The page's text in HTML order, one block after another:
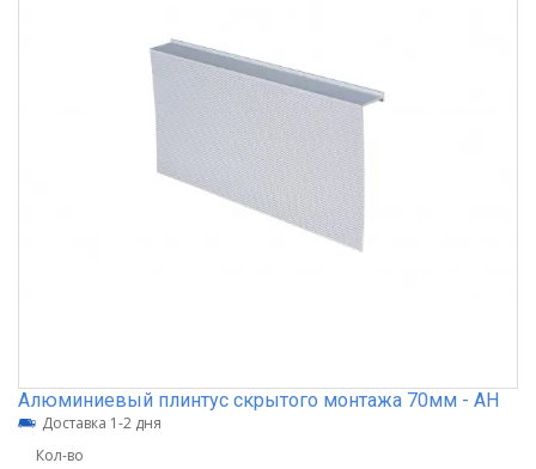
Алюминиевый плинтус скрытого монтажа 70мм - АН
Доставка 1-2 дня
Кол-во